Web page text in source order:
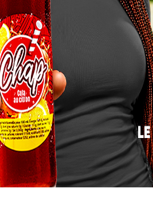
légal de la décentralisation, qui
durée maximale de dix jours.
porteront principalement sur
majeurs : l’ébauche du budget
de proposer un document
des recettes et dépenses
Cette étape inclura aussi
sur les stratégies de
des ressources pour assurer le
de l’institution et la
des projets de développement.
médicaux